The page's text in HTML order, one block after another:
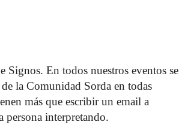
Signos. En todos nuestros eventos se
la Comunidad Sorda en todas
más que escribir un email a
persona interpretando.